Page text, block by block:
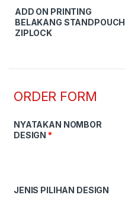
ADD ON PRINTING
BELAKANG STANDPOUCH
ZIPLOCK
ORDER FORM
NYATAKAN NOMBOR
DESIGN*
JENIS PILIHAN DESIGN